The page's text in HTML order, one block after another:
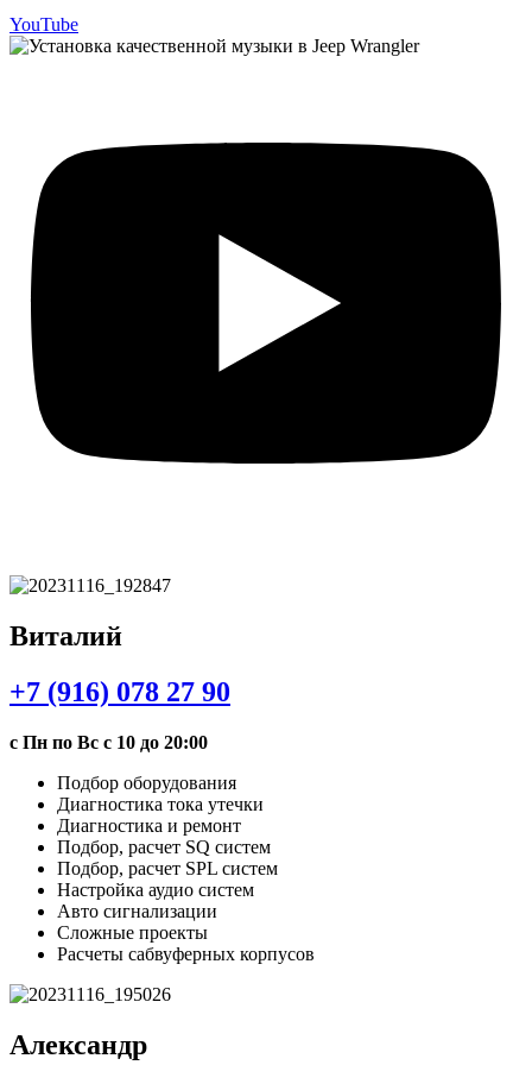
YouTube
Виталий
+7 (916) 078 27 90
с Пн по Вс с 10 до 20:00
Подбор оборудования
Диагностика тока утечки
Диагностика и ремонт
Подбор, расчет SQ систем
Подбор, расчет SPL систем
Настройка аудио систем
Авто сигнализации
Сложные проекты
Расчеты сабвуферных корпусов
Александр